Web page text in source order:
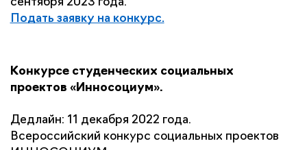
Подать заявку на конкурс.
Конкурсе студенческих социальных
проектов «Инносоциум».
Дедлайн: 11 декабря 2022 года.
Всероссийский конкурс социальных проектов